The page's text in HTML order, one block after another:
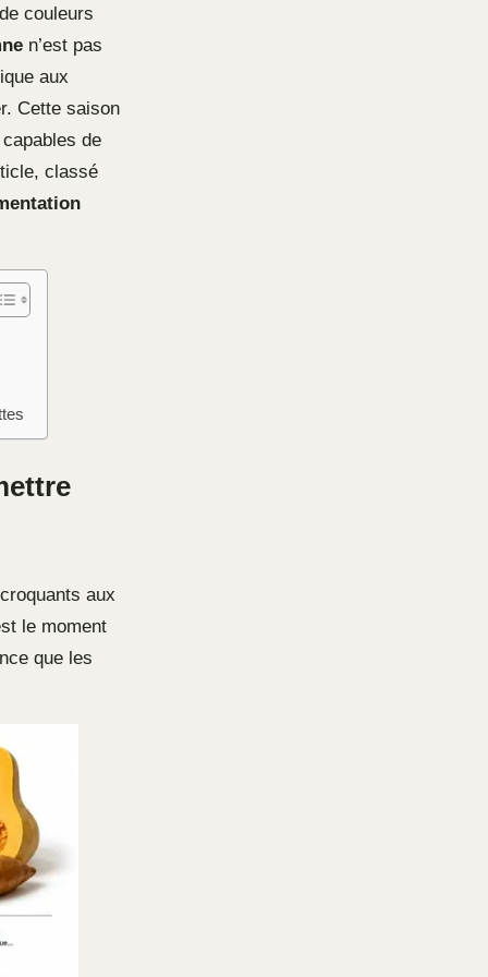
couleurs
n’est pas
aux
Cette saison
de
classé
aux
le moment
que les